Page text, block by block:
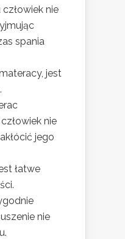
nie
spania
jest
nie
jego
łatwe
nie